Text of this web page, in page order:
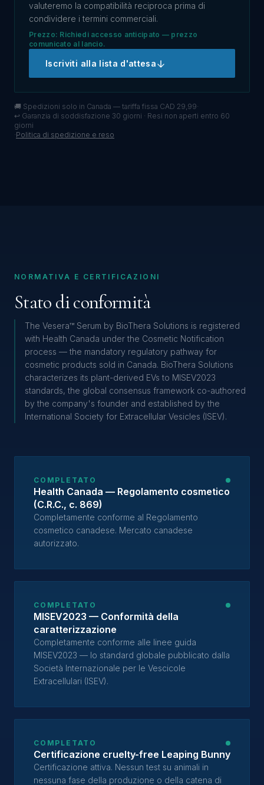
valuteremo la compatibilità reciproca prima di
condividere i termini commerciali.
Prezzo: Richiedi accesso anticipato — prezzo
comunicato al lancio.
Iscriviti alla lista d'attesa
🚚 Spedizioni solo in Canada — tariffa fissa CAD 29,99·
↩ Garanzia di soddisfazione 30 giorni · Resi non aperti entro 60
giorni
·Politica di spedizione e reso
NORMATIVA E CERTIFICAZIONI
Stato di conformità
The Vesera™ Serum by BioThera Solutions is registered
with Health Canada under the Cosmetic Notification
process — the mandatory regulatory pathway for
cosmetic products sold in Canada. BioThera Solutions
characterizes its plant-derived EVs to MISEV2023
standards, the global consensus framework co-authored
by the company's founder and established by the
International Society for Extracellular Vesicles (ISEV).
COMPLETATO
Health Canada — Regolamento cosmetico
(C.R.C., c. 869)
Completamente conforme al Regolamento
cosmetico canadese. Mercato canadese
autorizzato.
COMPLETATO
MISEV2023 — Conformità della
caratterizzazione
Completamente conforme alle linee guida
MISEV2023 — lo standard globale pubblicato dalla
Società Internazionale per le Vescicole
Extracellulari (ISEV).
COMPLETATO
Certificazione cruelty-free Leaping Bunny
Certificazione attiva. Nessun test su animali in
nessuna fase della produzione o della catena di